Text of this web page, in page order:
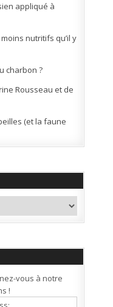
appliqué à
nutritifs qu’il y
charbon ?
Rousseau et de
(et la faune
vous à notre
!